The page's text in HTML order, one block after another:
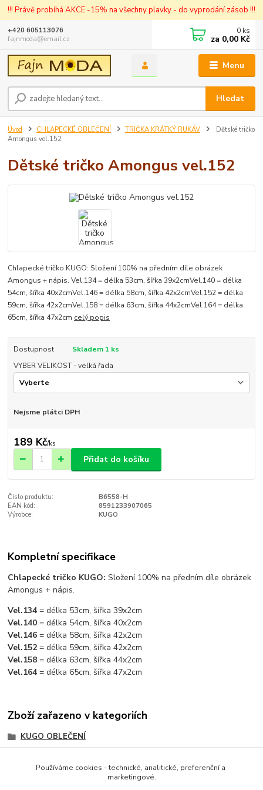
!!! Právě probíhá AKCE -15% na všechny plavky - do vyprodání zásob !!!
Menu
Hledat
+420 605113076
fajnmoda@email.cz
0 ks
za 0,00 Kč
Úvod CHLAPECKÉ OBLEČENÍ TRIČKA KRÁTKÝ RUKÁV
Dětské tričko
Amongus vel.152
Dětské tričko Amongus vel.152
Chlapecké tričko KUGO: Složení 100% na předním díle obrázek
Amongus + nápis. Vel.134 = délka 53cm, šířka 39x2cmVel.140 = délka
54cm, šířka 40x2cmVel.146 = délka 58cm, šířka 42x2cmVel.152 = délka
59cm, šířka 42x2cmVel.158 = délka 63cm, šířka 44x2cmVel.164 = délka
65cm, šířka 47x2cm celý popis
Dostupnost
Skladem 1 ks
VYBER VELIKOST - velká řada
Nejsme plátci DPH
189 Kč/ks
Přidat do košíku
Číslo produktu:
B6558-H
EAN kód:
8591233907065
Výrobce:
KUGO
Kompletní specifikace
Chlapecké tričko KUGO: Složení 100% na předním díle obrázek
Amongus + nápis.
Vel.134 = délka 53cm, šířka 39x2cm
Vel.140 = délka 54cm, šířka 40x2cm
Vel.146 = délka 58cm, šířka 42x2cm
Vel.152 = délka 59cm, šířka 42x2cm
Vel.158= délka 63cm, šířka 44x2cm
Vel.164 = délka 65cm, šířka 47x2cm
Zboží zařazeno v kategoriích
KUGO OBLEČENÍ
CHLAPECKÉ OBLEČENÍ KUGO
Používáme cookies - technické, analitické, preferenční a
marketingové.